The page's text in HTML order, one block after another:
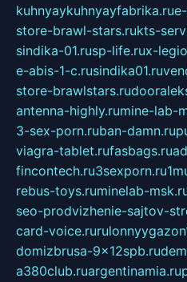
kuhnyaykuhnyayfabrika.ru
store-brawl-stars.rukts-
sindika-01.rusp-life.rux-
e-abis-1-c.rusindika01.ru
store-brawlstars.ru
antenna-highly.rumine-lab-
3-sex-porn.ruban-damn.ru
viagra-tablet.rufasbags.ru
fincontech.ru3sexporn.ru
rebus-toys.ruminelab-
seo-prodvizhenie-sajtov-
card-voice.ru
domizbrusa-9x12spb.ru
a380club.ruargentinamia.ru